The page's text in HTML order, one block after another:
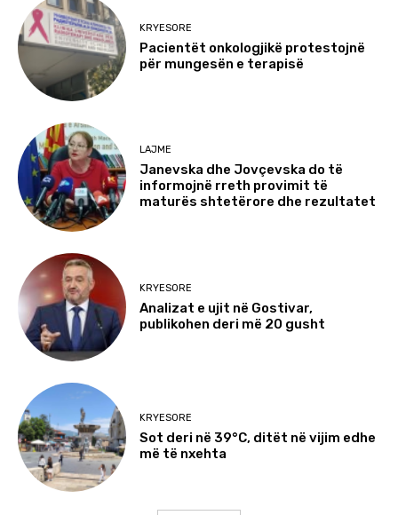
KRYESORE
Pacientët onkologjikë protestojnë
për mungesën e terapisë
LAJME
Janevska dhe Jovçevska do të
informojnë rreth provimit të
maturës shtetërore dhe rezultatet
KRYESORE
Analizat e ujit në Gostivar,
publikohen deri më 20 gusht
KRYESORE
Sot deri në 39°C, ditët në vijim edhe
më të nxehta